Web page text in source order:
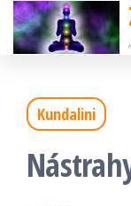
Přeskočit
na
Kundalini